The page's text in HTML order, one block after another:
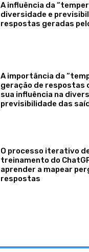
A influência da
diversidade e
respostas geradas
A importância da
geração de respostas
sua influência na
previsibilidade das
O processo iterativo
treinamento do
aprender a mapear
respostas